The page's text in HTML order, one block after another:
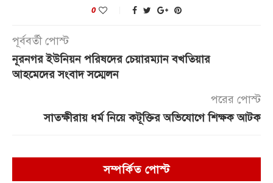
0
পূর্ববর্তী পোস্ট
নূরনগর ইউনিয়ন পরিষদের চেয়ারম্যান বখতিয়ার
আহমেদের সংবাদ সম্মেলন
পরের পোস্ট
সাতক্ষীরায় ধর্ম নিয়ে কটূক্তির অভিযোগে শিক্ষক আটক
সম্পর্কিত পোস্ট